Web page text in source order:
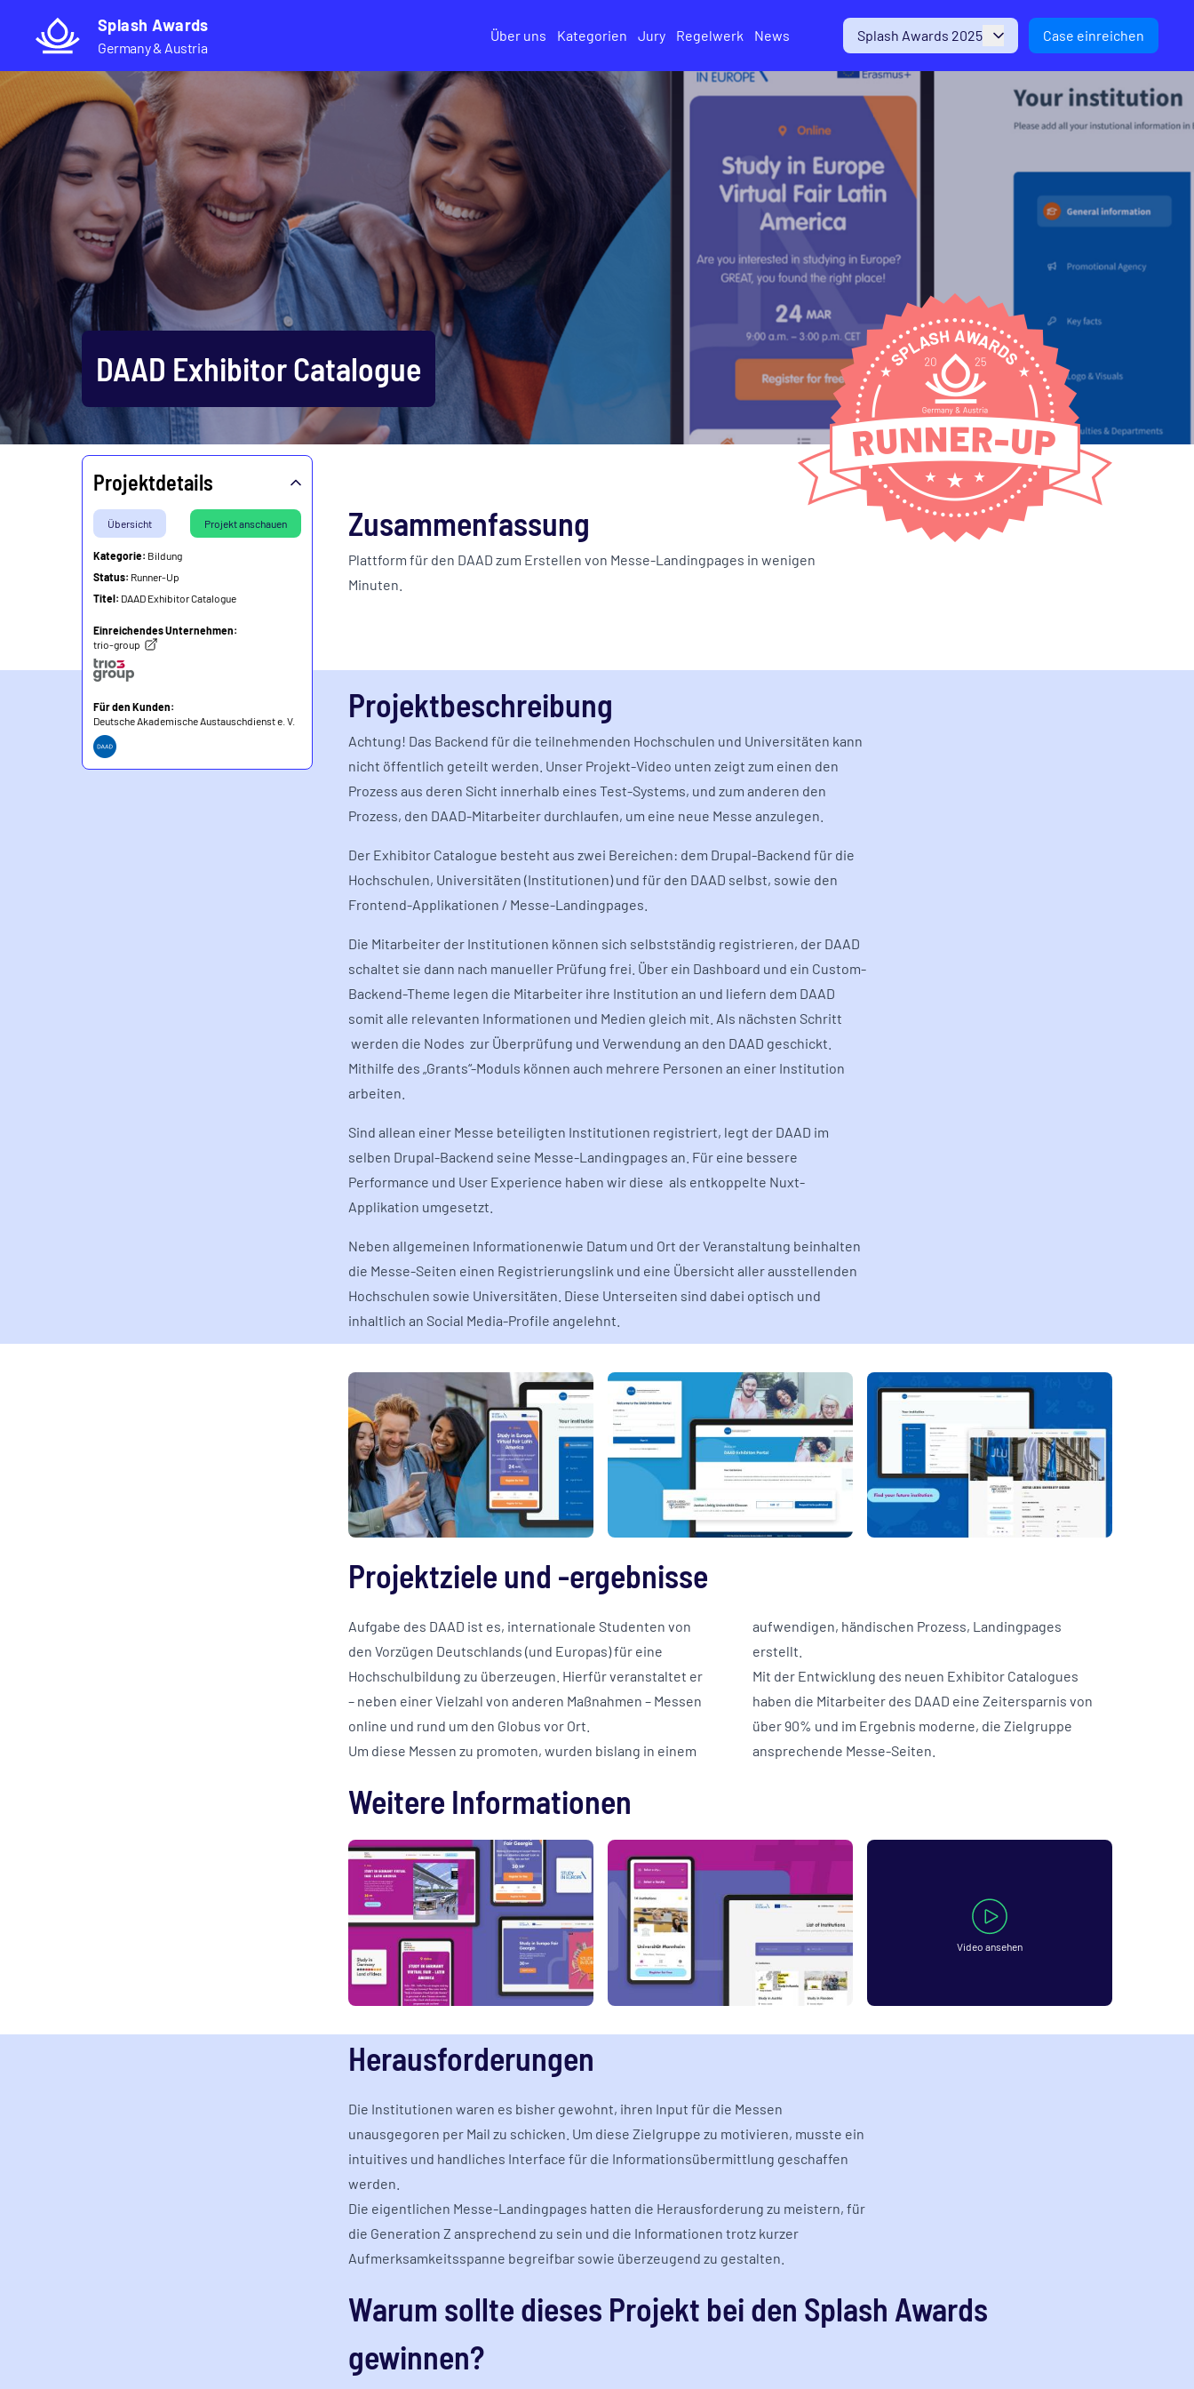
Splash Awards
Germany & Austria
Über uns Kategorien Jury Regelwerk News Splash Awards 2025 Case einreichen
DAAD Exhibitor Catalogue
Projektdetails
Übersicht Projekt anschauen
Kategorie: Bildung
Status: Runner-Up
Titel: DAAD Exhibitor Catalogue
Einreichendes Unternehmen:
trio-group
Für den Kunden:
Deutsche Akademische Austauschdienst e. V.
Zusammenfassung
Plattform für den DAAD zum Erstellen von Messe-Landingpages in wenigen
Minuten.
Projektbeschreibung
Achtung! Das Backend für die teilnehmenden Hochschulen und Universitäten kann
nicht öffentlich geteilt werden. Unser Projekt-Video unten zeigt zum einen den
Prozess aus deren Sicht innerhalb eines Test-Systems, und zum anderen den
Prozess, den DAAD-Mitarbeiter durchlaufen, um eine neue Messe anzulegen.
Der Exhibitor Catalogue besteht aus zwei Bereichen: dem Drupal-Backend für die
Hochschulen, Universitäten (Institutionen) und für den DAAD selbst, sowie den
Frontend-Applikationen / Messe-Landingpages.
Die Mitarbeiter der Institutionen können sich selbstständig registrieren, der DAAD
schaltet sie dann nach manueller Prüfung frei. Über ein Dashboard und ein Custom-
Backend-Theme legen die Mitarbeiter ihre Institution an und liefern dem DAAD
somit alle relevanten Informationen und Medien gleich mit. Als nächsten Schritt
werden die Nodes zur Überprüfung und Verwendung an den DAAD geschickt.
Mithilfe des „Grants“-Moduls können auch mehrere Personen an einer Institution
arbeiten.
Sind allean einer Messe beteiligten Institutionen registriert, legt der DAAD im
selben Drupal-Backend seine Messe-Landingpages an. Für eine bessere
Performance und User Experience haben wir diese als entkoppelte Nuxt-
Applikation umgesetzt.
Neben allgemeinen Informationenwie Datum und Ort der Veranstaltung beinhalten
die Messe-Seiten einen Registrierungslink und eine Übersicht aller ausstellenden
Hochschulen sowie Universitäten. Diese Unterseiten sind dabei optisch und
inhaltlich an Social Media-Profile angelehnt.
Projektziele und -ergebnisse
Aufgabe des DAAD ist es, internationale Studenten von
den Vorzügen Deutschlands (und Europas) für eine
Hochschulbildung zu überzeugen. Hierfür veranstaltet er
– neben einer Vielzahl von anderen Maßnahmen – Messen
online und rund um den Globus vor Ort.
Um diese Messen zu promoten, wurden bislang in einem
aufwendigen, händischen Prozess, Landingpages
erstellt.
Mit der Entwicklung des neuen Exhibitor Catalogues
haben die Mitarbeiter des DAAD eine Zeitersparnis von
über 90% und im Ergebnis moderne, die Zielgruppe
ansprechende Messe-Seiten.
Weitere Informationen
Video ansehen
Herausforderungen
Die Institutionen waren es bisher gewohnt, ihren Input für die Messen
unausgegoren per Mail zu schicken. Um diese Zielgruppe zu motivieren, musste ein
intuitives und handliches Interface für die Informationsübermittlung geschaffen
werden.
Die eigentlichen Messe-Landingpages hatten die Herausforderung zu meistern, für
die Generation Z ansprechend zu sein und die Informationen trotz kurzer
Aufmerksamkeitsspanne begreifbar sowie überzeugend zu gestalten.
Warum sollte dieses Projekt bei den Splash Awards
gewinnen?